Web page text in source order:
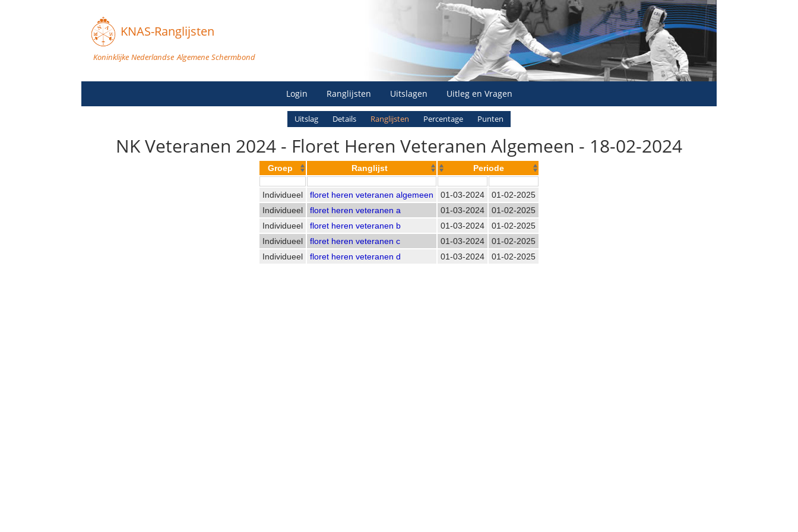
KNAS-Ranglijsten
Koninklijke Nederlandse Algemene Schermbond
Login Ranglijsten Uitslagen Uitleg en Vragen
Uitslag Details Ranglijsten Percentage Punten
NK Veteranen 2024 - Floret Heren Veteranen Algemeen - 18-02-2024
Groep Ranglijst Periode
Individueel floret heren veteranen algemeen 01-03-2024
01-02-2025
Individueel
floret heren veteranen a 01-03-2024
01-02-2025
Individueel
floret heren veteranen b 01-03-2024
01-02-2025
Individueel
floret heren veteranen c 01-03-2024
01-02-2025
Individueel
floret heren veteranen d 01-03-2024 01-02-2025